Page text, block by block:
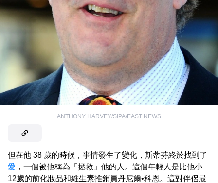
ANTHONY HARVEY/SIPA/EAST NEWS
但在他 38 歲的時候，事情發生了變化，斯蒂芬終於找到了
愛 ，一個被他稱為「拯救」他的人。這個年輕人是比他小
12歲的前化妝品和維生素推銷員丹尼爾•科恩。這對伴侶最